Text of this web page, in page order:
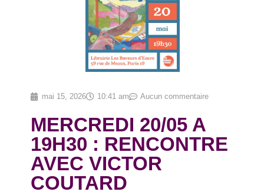
mai 15, 2026 10:41 am Aucun commentaire
MERCREDI 20/05 A
19H30 : RENCONTRE
AVEC VICTOR
COUTARD